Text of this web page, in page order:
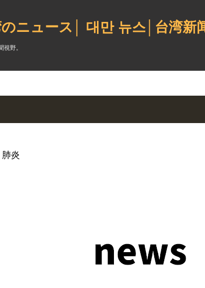
ニュース│ 대만 뉴스│台湾新
野。
肺炎